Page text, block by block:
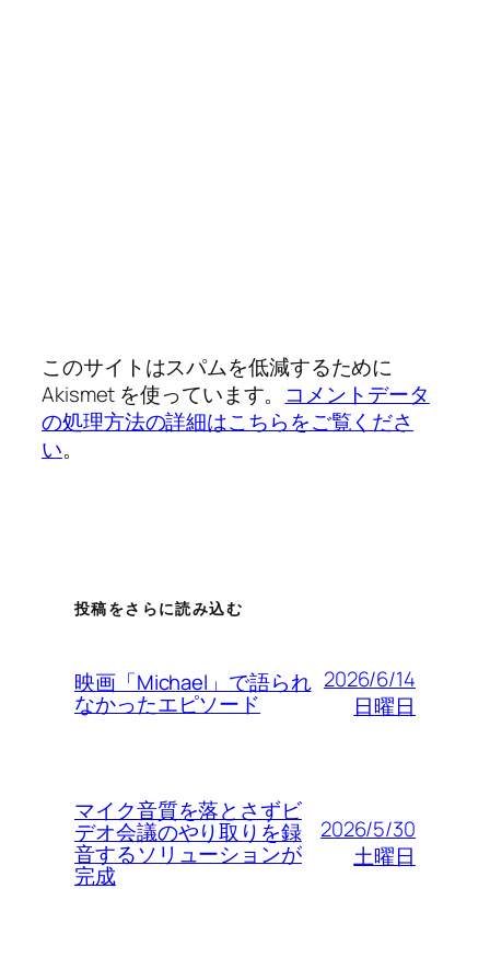
このサイトはスパムを低減するために
Akismet を使っています。 コメントデータ
の処理方法の詳細はこちらをご覧くださ
い。
投稿をさらに読み込む
映画「Michael」で語られ
なかったエピソード
2026/6/14
日曜日
マイク音質を落とさずビ
デオ会議のやり取りを録
音するソリューションが
完成
2026/5/30
土曜日